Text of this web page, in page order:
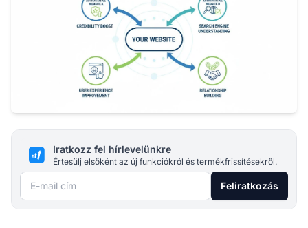
Iratkozz fel hírlevelünkre
Értesülj elsőként az új funkciókról és termékfrissítésekről.
E-mail cím Feliratkozás